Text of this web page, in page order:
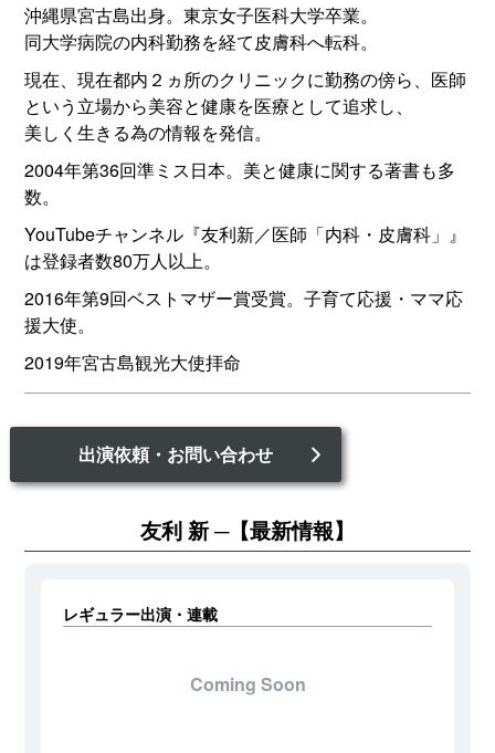
沖縄県宮古島出身。東京女子医科大学卒業。
同大学病院の内科勤務を経て皮膚科へ転科。
現在、現在都内２ヵ所のクリニックに勤務の傍ら、医師
という立場から美容と健康を医療として追求し、
美しく生きる為の情報を発信。
2004年第36回準ミス日本。美と健康に関する著書も多
数。
YouTubeチャンネル『友利新／医師「内科・皮膚科」』
は登録者数80万人以上。
2016年第9回ベストマザー賞受賞。子育て応援・ママ応
援大使。
2019年宮古島観光大使拝命
出演依頼・お問い合わせ
友利 新 【最新情報】
レギュラー出演・連載
Coming Soon